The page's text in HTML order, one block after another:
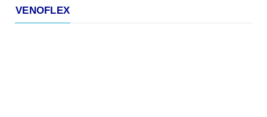
VENOFLEX